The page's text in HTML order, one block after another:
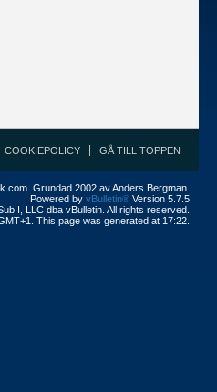
COOKIEPOLICY GÅ TILL TOPPEN
Grundad 2002 av Anders Bergman.
Powered by vBulletin® Version 5.7.5
I, LLC dba vBulletin. All rights reserved.
This page was generated at 17:22.